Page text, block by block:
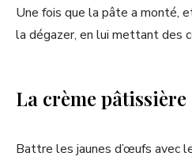
Une fois que la pâte a monté,
la dégazer, en lui mettant des
La crème pâtissière
Battre les jaunes d’œufs avec